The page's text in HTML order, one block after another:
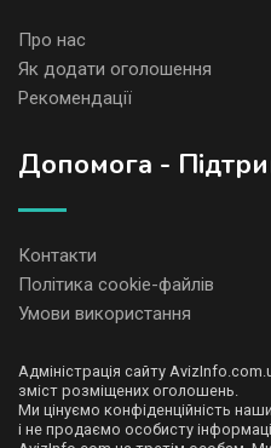
Про нас
Як додати оголошення
Рекомендації
Допомога -
Контакти
Політика cookie-файлів
Умови використання
Адміністрація сайту
зміст розміщених оголошень.
Ми цінуємо конфіденційність
і не продаємо особисту